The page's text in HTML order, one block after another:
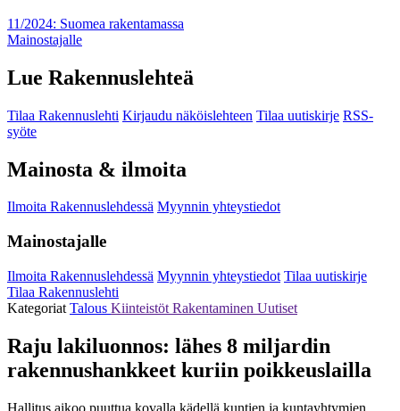
11/2024: Suomea rakentamassa
Mainostajalle
Lue Rakennuslehteä
Tilaa Rakennuslehti Kirjaudu näköislehteen Tilaa uutiskirje RSS-
syöte
Mainosta & ilmoita
Ilmoita Rakennuslehdessä Myynnin yhteystiedot
Mainostajalle
Ilmoita Rakennuslehdessä Myynnin yhteystiedot Tilaa uutiskirje
Tilaa Rakennuslehti
Kategoriat Talous Kiinteistöt Rakentaminen Uutiset
Raju lakiluonnos: lähes 8 miljardin
rakennushankkeet kuriin poikkeuslailla
Hallitus aikoo puuttua kovalla kädellä kuntien ja kuntayhtymien